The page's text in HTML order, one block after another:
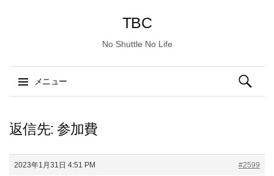
TBC
No Shuttle No Life
メニュー
ン
ン
ツ
検
索:
返信先: 参加費
2023年1月31日 4:51 PM
#2599